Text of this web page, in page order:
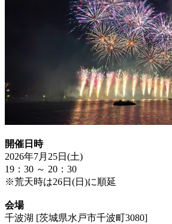
開催日時
2026年7月25日(土)
19：30 ～ 20：30
※荒天時は26日(日)に順延
会場
千波湖 [茨城県水戸市千波町3080]